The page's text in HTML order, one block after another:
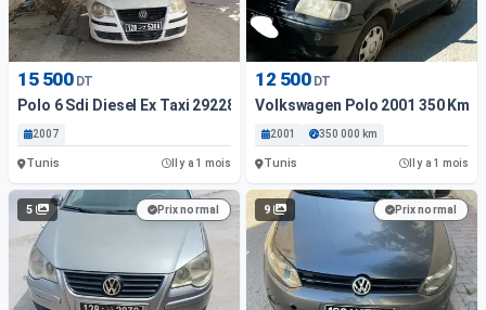
15 500 DT
Polo 6 Sdi Diesel Ex Taxi 29228319
2007
Tunis Il y a 1 mois
12 500 DT
Volkswagen Polo 2001 350 Km
2001 350 000 km
Tunis Il y a 1 mois
5 Prix normal 9 Prix normal